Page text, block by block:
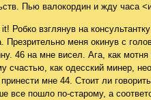
Пью валокордин и жду часа
Робко взглянув на
Презрительно меня окинув с
46 на мне висел. Ага, как
счастью, как одесский минер,
мне 44. Стоит ли
все пошло по-старому, а